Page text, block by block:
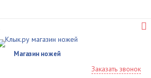
Магазин ножей
Заказать звонок